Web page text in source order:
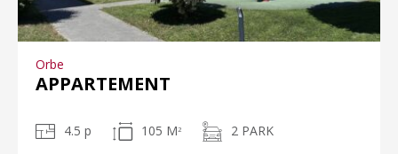
Orbe
APPARTEMENT
4.5 p 105 M 2 2 PARK